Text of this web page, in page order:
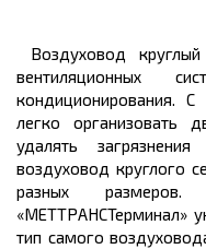
Воздуховод
вентиляционных
кондиционирования.
легко организовать
удалять
воздуховод круглого
разных
«МЕТТРАНСТерминал»
тип самого